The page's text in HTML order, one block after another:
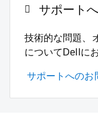
サポート
技術的な問題、
についてDellに
サポートへのお